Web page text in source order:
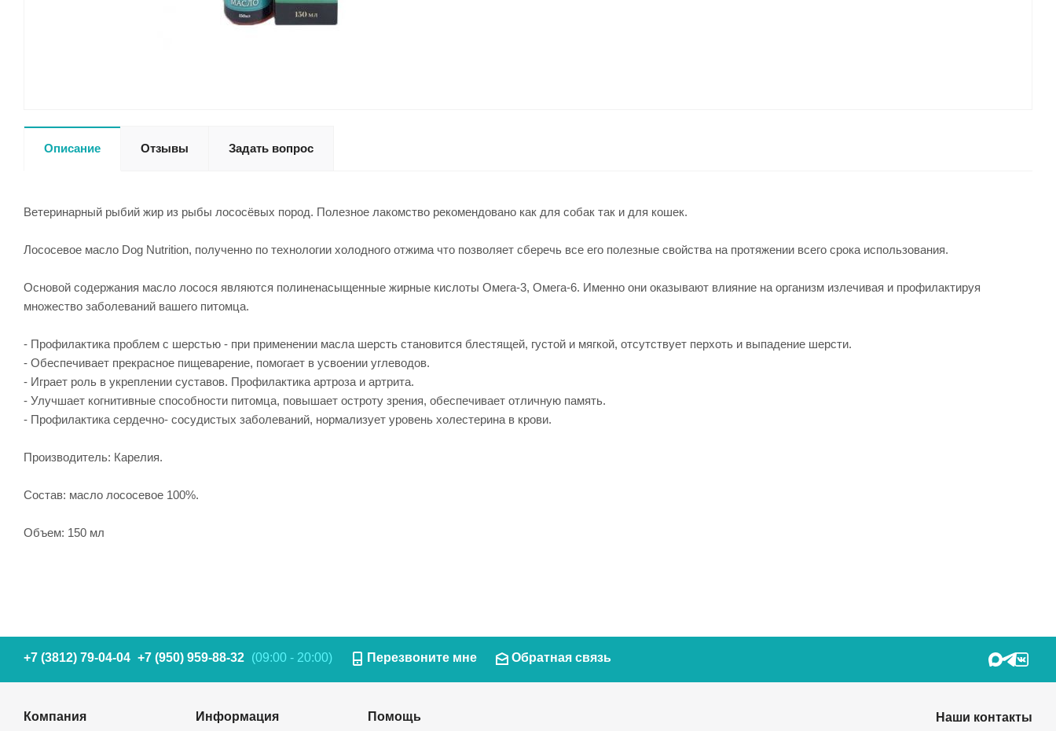
Описание Отзывы Задать вопрос
Ветеринарный рыбий жир из рыбы лососёвых пород. Полезное лакомство рекомендовано как для собак так и для кошек.
Лососевое масло Dog Nutrition, полученно по технологии холодного отжима что позволяет сберечь все его полезные свойства на протяжении всего срока использования.
Основой содержания масло лосося являются полиненасыщенные жирные кислоты Омега-3, Омега-6. Именно они оказывают влияние на организм излечивая и профилактируя
множество заболеваний вашего питомца.
- Профилактика проблем с шерстью - при применении масла шерсть становится блестящей, густой и мягкой, отсутствует перхоть и выпадение шерсти.
- Обеспечивает прекрасное пищеварение, помогает в усвоении углеводов.
- Играет роль в укреплении суставов. Профилактика артроза и артрита.
- Улучшает когнитивные способности питомца, повышает остроту зрения, обеспечивает отличную память.
- Профилактика сердечно- сосудистых заболеваний, нормализует уровень холестерина в крови.
Производитель: Карелия.
Состав: масло лососевое 100%.
Объем: 150 мл
+7 (3812) 79-04-04 +7 (950) 959-88-32 (09:00 - 20:00) Перезвоните мне Обратная связь
Компания Информация Помощь Наши контакты